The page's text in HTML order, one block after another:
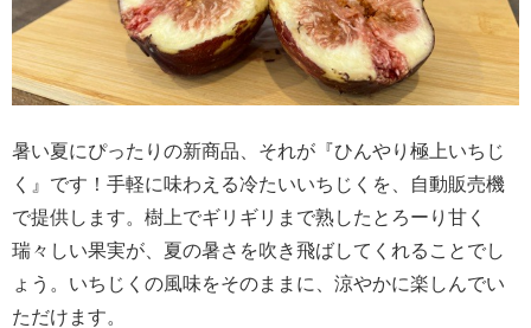
暑い夏にぴったりの新商品、それが『ひんやり極上いちじ
く』です！手軽に味わえる冷たいいちじくを、自動販売機
で提供します。樹上でギリギリまで熟したとろーり甘く
瑞々しい果実が、夏の暑さを吹き飛ばしてくれることでし
ょう。いちじくの風味をそのままに、涼やかに楽しんでい
ただけます。